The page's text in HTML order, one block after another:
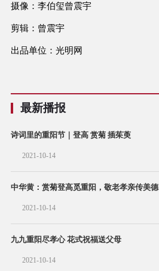
摄像：李伯玺曾震宇
剪辑：曾震宇
出品单位：光明网
最新播报
诗词里的重阳节｜登高 赏菊 插茱萸
2021-10-14
中华黄：赏菊登高觅重阳，敬老孝亲传美德
2021-10-14
九九重阳尽孝心 花式祝福送父母
2021-10-14